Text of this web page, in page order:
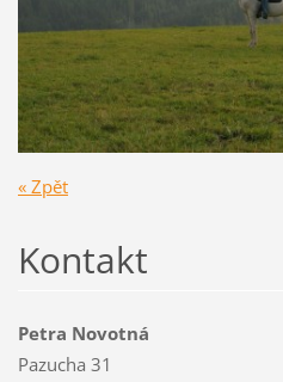
« Zpět
Kontakt
Petra Novotná
Pazucha 31